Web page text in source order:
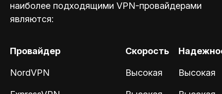
наиболее подходящими VPN-провайдерами
являются:
Провайдер Скорость
NordVPN Высокая Высокая